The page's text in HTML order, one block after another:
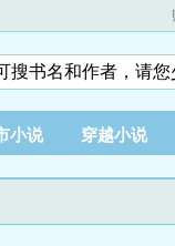
小说 穿越小说